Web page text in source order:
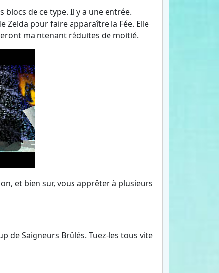
blocs de ce type. Il y a une entrée.
Zelda pour faire apparaître la Fée. Elle
maintenant réduites de moitié.
et bien sur, vous apprêter à plusieurs
de Saigneurs Brûlés. Tuez-les tous vite